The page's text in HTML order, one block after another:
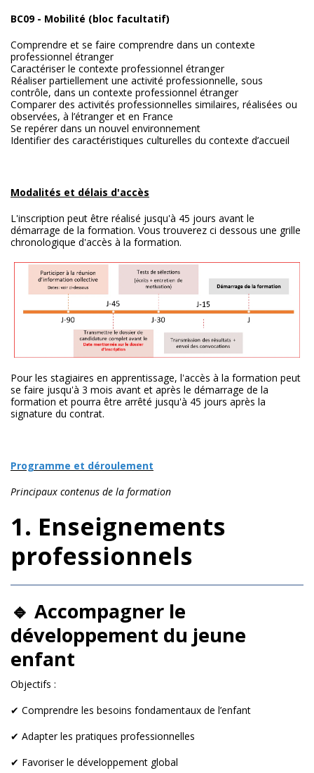
BC09 - Mobilité (bloc facultatif)
Comprendre et se faire comprendre dans un contexte
professionnel étranger
Caractériser le contexte professionnel étranger
Réaliser partiellement une activité professionnelle, sous
contrôle, dans un contexte professionnel étranger
Comparer des activités professionnelles similaires, réalisées ou
observées, à l’étranger et en France
Se repérer dans un nouvel environnement
Identifier des caractéristiques culturelles du contexte d’accueil
Modalités et délais d'accès
L'inscription peut être réalisé jusqu'à 45 jours avant le
démarrage de la formation. Vous trouverez ci dessous une grille
chronologique d'accès à la formation.
Pour les stagiaires en apprentissage, l'accès à la formation peut
se faire jusqu'à 3 mois avant et après le démarrage de la
formation et pourra être arrêté jusqu'à 45 jours après la
signature du contrat.
Programme et déroulement
Principaux contenus de la formation
1. Enseignements
professionnels
🔹 Accompagner le
développement du jeune
enfant
Objectifs :
✔ Comprendre les besoins fondamentaux de l’enfant
✔ Adapter les pratiques professionnelles
✔ Favoriser le développement global